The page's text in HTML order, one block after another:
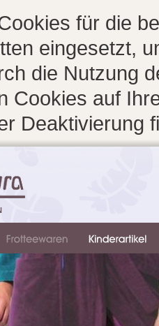
für die
eingesetzt,
die Nutzung
Cookies auf
Deaktivierung